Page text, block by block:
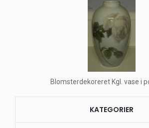
Blomsterdekoreret Kgl. vase i
KATEGORIER